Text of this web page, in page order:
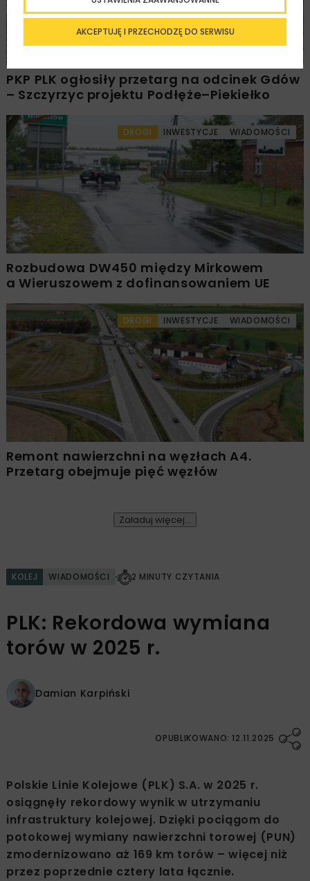
PKP PLK ogłosiły przetarg na odcinek Gdów
– Szczyrzyc projektu Podłęże–Piekiełko
DROGI INWESTYCJE WIADOMOŚCI
Rozbudowa DW450 między Mirkowem
a Wieruszowem z dofinansowaniem UE
DROGI INWESTYCJE WIADOMOŚCI
Remont nawierzchni na węzłach A4.
Przetarg obejmuje pięć węzłów
Załaduj więcej...
KOLEJ WIADOMOŚCI 2 MINUTY CZYTANIA
PLK: Rekordowa wymiana
torów w 2025 r.
Damian Karpiński
OPUBLIKOWANO: 12.11.2025
Polskie Linie Kolejowe (PLK) S.A. w 2025 r.
osiągnęły rekordowy wynik w utrzymaniu
infrastruktury kolejowej. Dzięki pociągom do
potokowej wymiany nawierzchni torowej (PUN)
zmodernizowano aż 169 km torów – więcej niż
przez poprzednie cztery lata łącznie.
AKCEPTUJĘ I PRZECHODZĘ DO SERWISU